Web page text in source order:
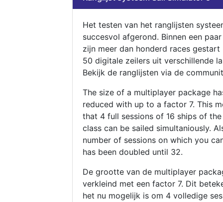
Het testen van het ranglijsten
succesvol afgerond. Binnen een
zijn meer dan honderd races gestart
50 digitale zeilers uit verschillende
Bekijk de ranglijsten via de
The size of a multiplayer package
reduced with up to a factor 7. This
that 4 full sessions of 16 ships of
class can be sailed simultaniously.
number of sessions on which you
has been doubled until 32.
De grootte van de multiplayer
verkleind met een factor 7. Dit
het nu mogelijk is om 4 volledige